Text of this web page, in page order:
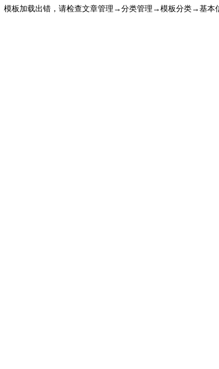
模板加载出错，请检查文章管理→分类管理→模板分类→基本